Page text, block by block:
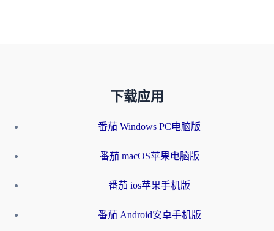
下载应用
番茄 Windows PC电脑版
番茄 macOS苹果电脑版
番茄 ios苹果手机版
番茄 Android安卓手机版